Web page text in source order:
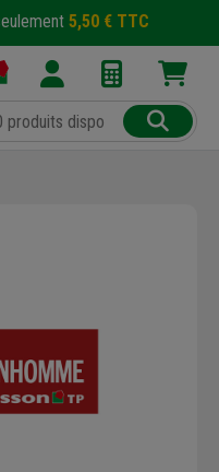
5,50 € TTC